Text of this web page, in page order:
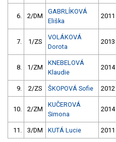
6. 2/DM
GABRLÍKOVÁ
Eliška
2011
7. 1/ZS
VOLÁKOVÁ
Dorota
2013
8. 1/ZM
KNEBELOVÁ
Klaudie
2014
9. 2/ZS ŠKOPOVÁ Sofie 2012
10. 2/ZM
KUČEROVÁ
Simona
2014
11. 3/DM KUTÁ Lucie 2011